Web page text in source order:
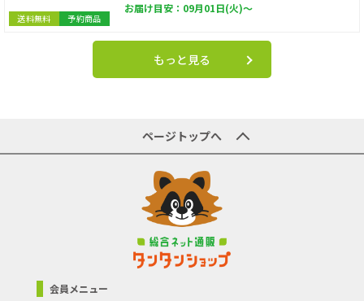
送料無料 予約商品
お届け目安：09月01日(火)～
もっと見る
ページトップへ
会員メニュー